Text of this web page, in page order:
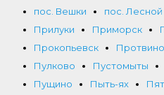
пос. Вешки пос. Лесной
Прилуки
Приморск
Прокопьевск
Протвино
Пулково
Пустомыты
Пущино
Пыть-ях